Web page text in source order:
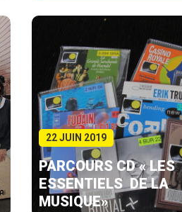
22 JUIN 2019
PARCOURS CD « LES
ESSENTIELS DE LA
MUSIQUE»